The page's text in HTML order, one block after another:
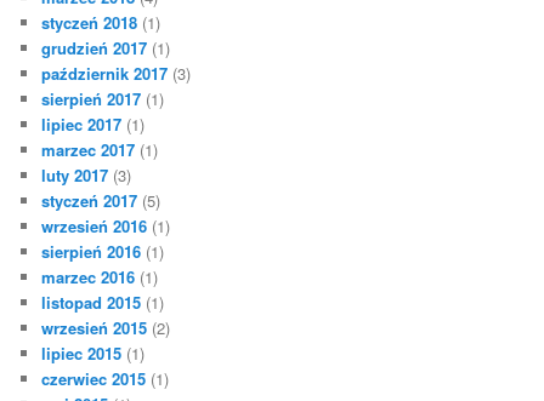
styczeń 2018 (1)
grudzień 2017 (1)
październik 2017 (3)
sierpień 2017 (1)
lipiec 2017 (1)
marzec 2017 (1)
luty 2017 (3)
styczeń 2017 (5)
wrzesień 2016 (1)
sierpień 2016 (1)
marzec 2016 (1)
listopad 2015 (1)
wrzesień 2015 (2)
lipiec 2015 (1)
czerwiec 2015 (1)